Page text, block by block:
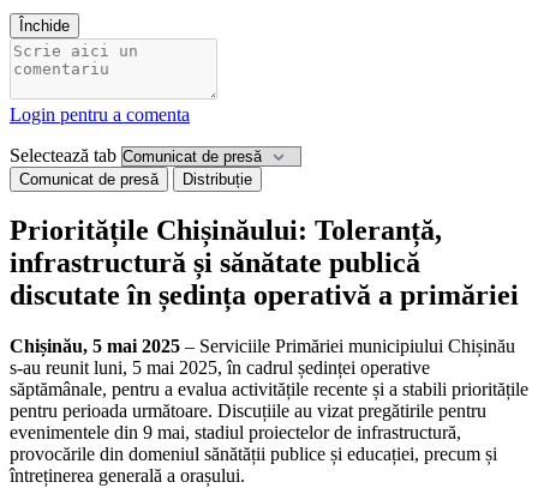
Închide
Login pentru a comenta
Selectează tab
Comunicat de presă Distribuție
Prioritățile Chișinăului: Toleranță,
infrastructură și sănătate publică
discutate în ședința operativă a primăriei
Chișinău, 5 mai 2025 – Serviciile Primăriei municipiului Chișinău
s-au reunit luni, 5 mai 2025, în cadrul ședinței operative
săptămânale, pentru a evalua activitățile recente și a stabili prioritățile
pentru perioada următoare. Discuțiile au vizat pregătirile pentru
evenimentele din 9 mai, stadiul proiectelor de infrastructură,
provocările din domeniul sănătății publice și educației, precum și
întreținerea generală a orașului.